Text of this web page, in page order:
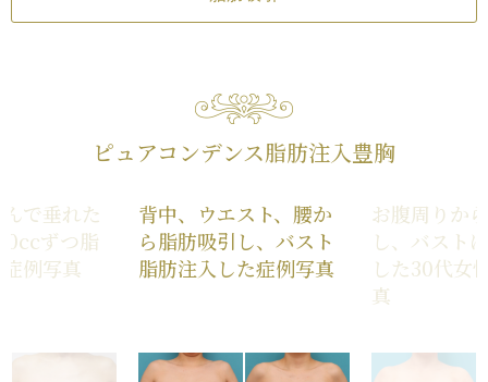
ピュアコンデンス脂肪注入豊胸
で垂れた
ずつ脂
例写真
背中、ウエスト、腰か
ら脂肪吸引し、バスト
脂肪注入した症例写真
お腹周りか
し、バスト
した30代女
真